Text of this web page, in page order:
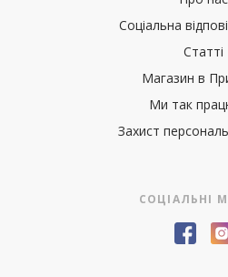
Соціальна
Статті
Магазин в
Ми так
Захист
СОЦІАЛЬНІ